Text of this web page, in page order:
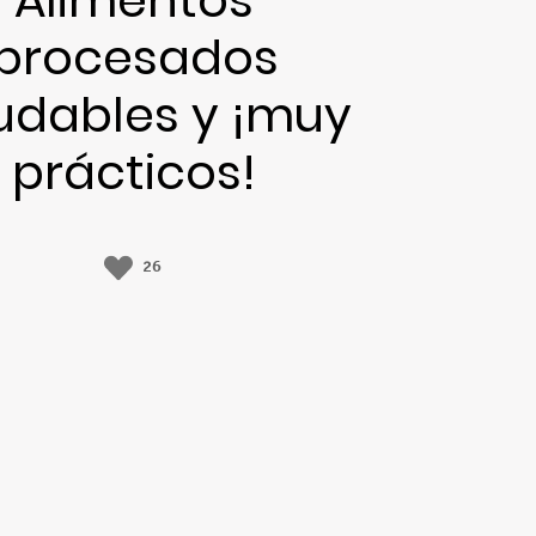
y ¡muy
prácticos!
26